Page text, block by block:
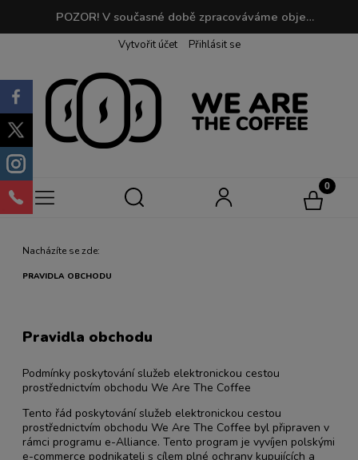
POZOR! V současné době zpracováváme objednávky do 2 dnů. Při objednávkách nad 190 PLN je doprava zdarma! | Při nákupu můžete sbírat body, které můžete později vyměnit za svou oblíbenou kávu!
Vytvořit účet Přihlásit se
Nacházíte se zde:
PRAVIDLA OBCHODU
Pravidla obchodu
Podmínky poskytování služeb elektronickou cestou
prostřednictvím obchodu We Are The Coffee
Tento řád poskytování služeb elektronickou cestou
prostřednictvím obchodu We Are The Coffee byl připraven v
rámci programu e-Alliance. Tento program je vyvíjen polskými
e-commerce podnikateli s cílem plné ochrany kupujících a